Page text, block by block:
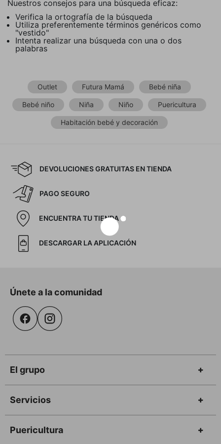
Nuestros consejos para una búsqueda eficaz:
Verifica la ortografía de la búsqueda
Utiliza preferentemente términos genéricos como
"vestido"
Intenta realizar una búsqueda con una o dos
palabras
Outlet Futura Mamá Bebé niña
Bebé niño Niña Niño Puericultura
Habitación bebé y decoración
DEVOLUCIONES GRATUITAS EN TIENDA
PAGO SEGURO
ENCUENTRA TU TIENDA
DESCARGAR LA APLICACIÓN
Únete a la comunidad
El grupo
Servicios
Puericultura